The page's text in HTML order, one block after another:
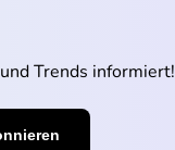
Trends informiert!